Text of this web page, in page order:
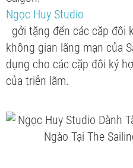
Ngọc Huy Studio
gởi tặng đến các cặp đôi
không gian lãng mạn của
dụng cho các cặp đôi ký
của triễn lãm.